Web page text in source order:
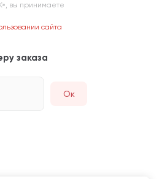
вы принимаете
сайта
заказа
Ок